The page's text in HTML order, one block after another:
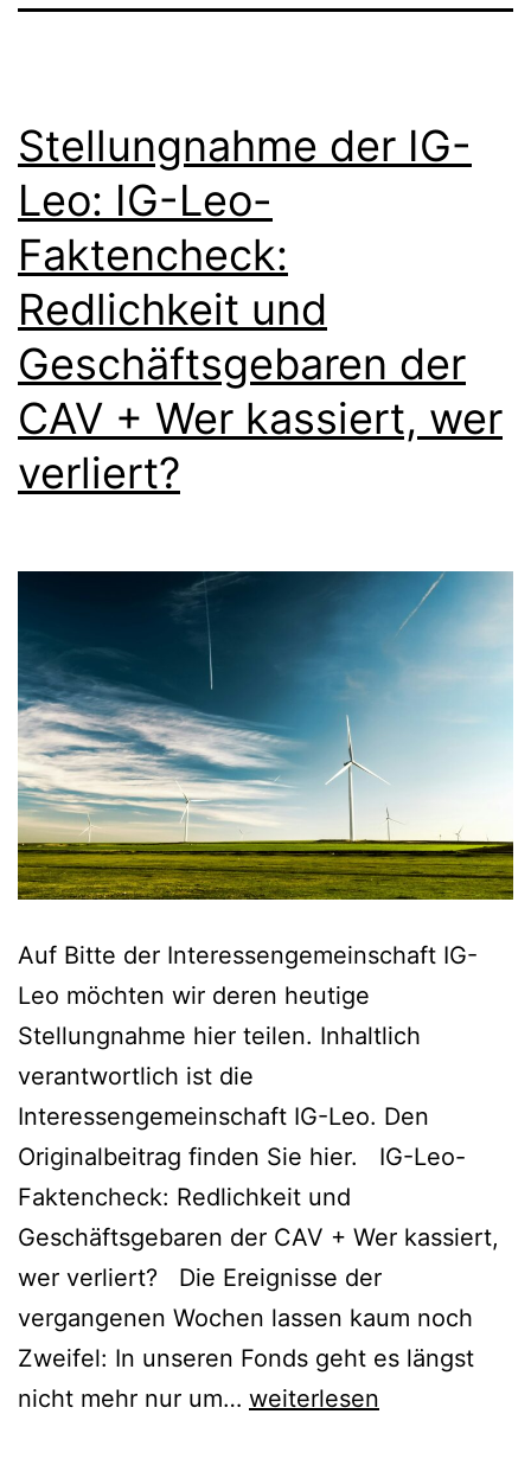
Stellungnahme der IG-
Leo: IG-Leo-
Faktencheck:
Redlichkeit und
Geschäftsgebaren der
CAV + Wer kassiert, wer
verliert?
Auf Bitte der Interessengemeinschaft IG-
Leo möchten wir deren heutige
Stellungnahme hier teilen. Inhaltlich
verantwortlich ist die
Interessengemeinschaft IG-Leo. Den
Originalbeitrag finden Sie hier. IG-Leo-
Faktencheck: Redlichkeit und
Geschäftsgebaren der CAV + Wer kassiert,
wer verliert? Die Ereignisse der
vergangenen Wochen lassen kaum noch
Zweifel: In unseren Fonds geht es längst
nicht mehr nur um… Stellungnahme
weiterlesen